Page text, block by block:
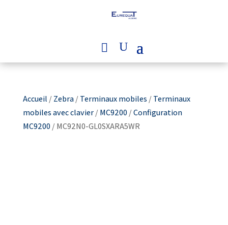
Accueil /Zebra/Terminaux mobiles /Terminaux
mobiles avec clavier/MC9200/Configuration
MC9200/ MC92N0-GL0SXARA5WR